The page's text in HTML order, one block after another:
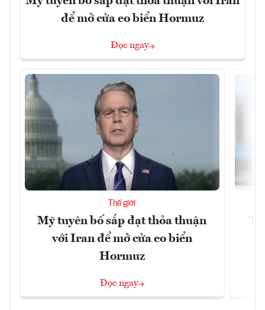
để mở cửa eo biển Hormuz
Đọc ngay
Thế giới
Mỹ tuyên bố sắp đạt thỏa thuận
với Iran để mở cửa eo biển
Hormuz
Đọc ngay